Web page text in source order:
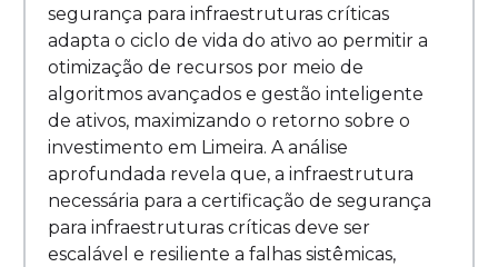
segurança para infraestruturas críticas
adapta o ciclo de vida do ativo ao permitir a
otimização de recursos por meio de
algoritmos avançados e gestão inteligente
de ativos, maximizando o retorno sobre o
investimento em Limeira. A análise
aprofundada revela que, a infraestrutura
necessária para a certificação de segurança
para infraestruturas críticas deve ser
escalável e resiliente a falhas sistêmicas,